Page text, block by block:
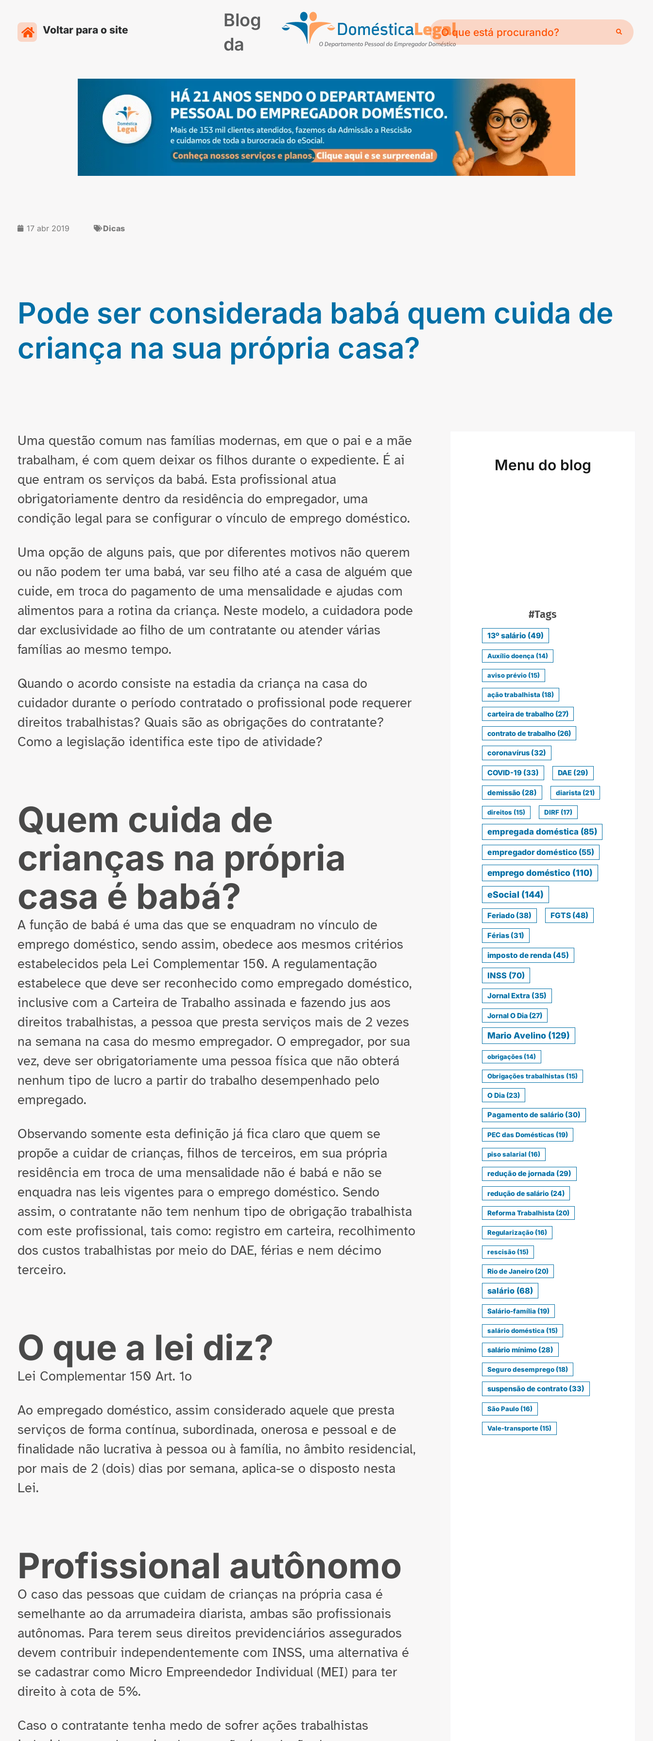
para
Voltar para o site
Blog
da
O
que
procurando?
17 abr 2019 Dicas
Pode ser considerada babá quem cuida de
criança na sua própria casa?
Uma questão comum nas famílias modernas, em que o pai e a mãe
trabalham, é com quem deixar os filhos durante o expediente. É ai
que entram os serviços da babá. Esta profissional atua
obrigatoriamente dentro da residência do empregador, uma
condição legal para se configurar o vínculo de emprego doméstico.
Uma opção de alguns pais, que por diferentes motivos não querem
ou não podem ter uma babá, var seu filho até a casa de alguém que
cuide, em troca do pagamento de uma mensalidade e ajudas com
alimentos para a rotina da criança. Neste modelo, a cuidadora pode
dar exclusividade ao filho de um contratante ou atender várias
famílias ao mesmo tempo.
Quando o acordo consiste na estadia da criança na casa do
cuidador durante o período contratado o profissional pode requerer
direitos trabalhistas? Quais são as obrigações do contratante?
Como a legislação identifica este tipo de atividade?
Quem cuida de
crianças na própria
casa é babá?
A função de babá é uma das que se enquadram no vínculo de
emprego doméstico, sendo assim, obedece aos mesmos critérios
estabelecidos pela Lei Complementar 150. A regulamentação
estabelece que deve ser reconhecido como empregado doméstico,
inclusive com a Carteira de Trabalho assinada e fazendo jus aos
direitos trabalhistas, a pessoa que presta serviços mais de 2 vezes
na semana na casa do mesmo empregador. O empregador, por sua
vez, deve ser obrigatoriamente uma pessoa física que não obterá
nenhum tipo de lucro a partir do trabalho desempenhado pelo
empregado.
Observando somente esta definição já fica claro que quem se
propõe a cuidar de crianças, filhos de terceiros, em sua própria
residência em troca de uma mensalidade não é babá e não se
enquadra nas leis vigentes para o emprego doméstico. Sendo
assim, o contratante não tem nenhum tipo de obrigação trabalhista
com este profissional, tais como: registro em carteira, recolhimento
dos custos trabalhistas por meio do DAE, férias e nem décimo
terceiro.
O que a lei diz?
Lei Complementar 150 Art. 1o
Ao empregado doméstico, assim considerado aquele que presta
serviços de forma contínua, subordinada, onerosa e pessoal e de
finalidade não lucrativa à pessoa ou à família, no âmbito residencial,
por mais de 2 (dois) dias por semana, aplica-se o disposto nesta
Lei.
Profissional autônomo
O caso das pessoas que cuidam de crianças na própria casa é
semelhante ao da arrumadeira diarista, ambas são profissionais
autônomas. Para terem seus direitos previdenciários assegurados
devem contribuir independentemente com INSS, uma alternativa é
se cadastrar como Micro Empreendedor Individual (MEI) para ter
direito à cota de 5%.
Caso o contratante tenha medo de sofrer ações trabalhistas
Menu do blog
#Tags
13º salário (49)
Auxílio doença (14)
aviso prévio (15)
ação trabalhista (18)
carteira de trabalho (27)
contrato de trabalho (26)
coronavírus (32)
COVID-19 (33) DAE (29)
demissão (28) diarista (21)
direitos (15) DIRF (17)
empregada doméstica (85)
empregador doméstico (55)
emprego doméstico (110)
eSocial (144)
Feriado (38) FGTS (48)
Férias (31)
imposto de renda (45)
INSS (70)
Jornal Extra (35)
Jornal O Dia (27)
Mario Avelino (129)
obrigações (14)
Obrigações trabalhistas (15)
O Dia (23)
Pagamento de salário (30)
PEC das Domésticas (19)
piso salarial (16)
redução de jornada (29)
redução de salário (24)
Reforma Trabalhista (20)
Regularização (16)
rescisão (15)
Rio de Janeiro (20)
salário (68)
Salário-família (19)
salário doméstica (15)
salário mínimo (28)
Seguro desemprego (18)
suspensão de contrato (33)
São Paulo (16)
Vale-transporte (15)